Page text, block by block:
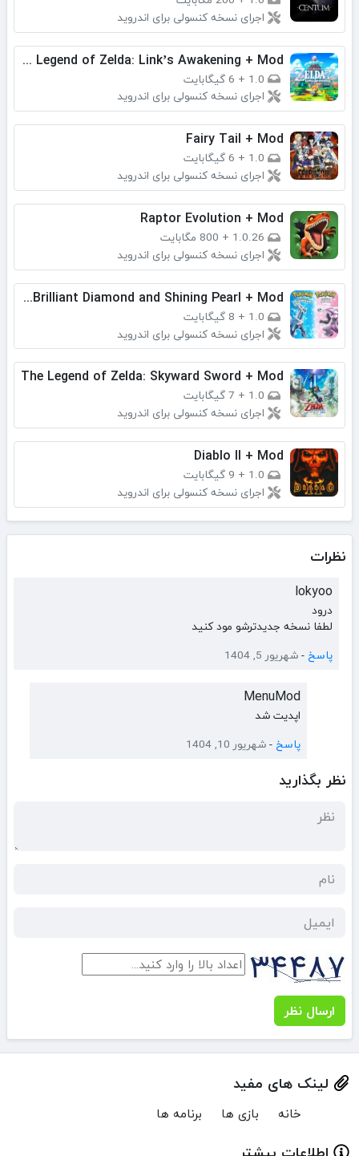
اجرای نسخه کنسولی برای اندروید
The Legend of Zelda: Link’s Awakening + Mod
1.0
+ 6 گیگابایت
اجرای نسخه کنسولی برای اندروید
Fairy Tail + Mod
1.0
+ 6 گیگابایت
اجرای نسخه کنسولی برای اندروید
Raptor Evolution + Mod
1.0.26
+ 800 مگابایت
اجرای نسخه کنسولی برای اندروید
Pokémon Brilliant Diamond and Shining Pearl + Mod
1.0
+ 8 گیگابایت
اجرای نسخه کنسولی برای اندروید
The Legend of Zelda: Skyward Sword + Mod
1.0
+ 7 گیگابایت
اجرای نسخه کنسولی برای اندروید
Diablo II + Mod
1.0
+ 9 گیگابایت
اجرای نسخه کنسولی برای اندروید
نظرات
lokyoo
درود
لطفا نسخه جدیدترشو مود کنید
پاسخ -شهریور 5, 1404
MenuMod
اپدیت شد
پاسخ -شهریور 10, 1404
نظر بگذارید
ارسال نظر
لینک های مفید
خانه بازی ها برنامه ها